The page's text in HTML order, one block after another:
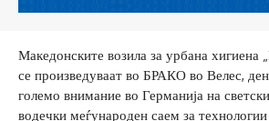
Македонските возила за урбана
се произведуваат во БРАКО во Велес,
големо внимание во Германија на
водечки меѓународен саем за